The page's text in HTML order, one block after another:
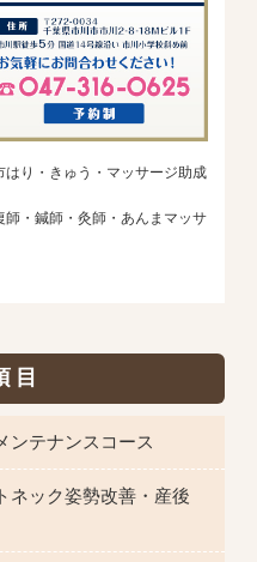
り・きゅう・マッサージ助成
・鍼師・灸師・あんまマッサ
目
テナンスコース
ネック姿勢改善・産後